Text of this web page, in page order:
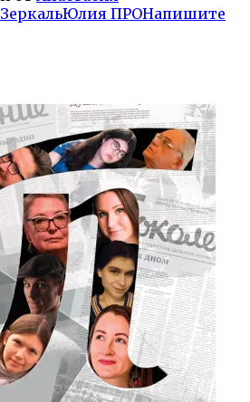
ЗеркальЮлия ПРОНапишите